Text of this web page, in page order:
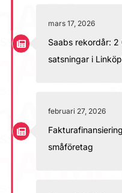
mars 17, 2026
Saabs rekordår:
satsningar i
februari 27, 2026
småföretag